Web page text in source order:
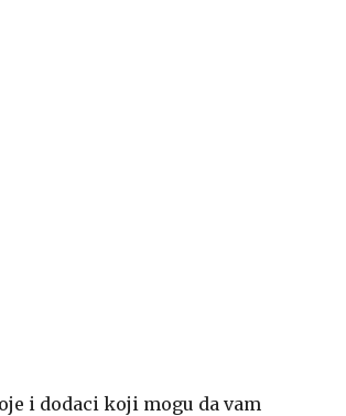
i dodaci koji mogu da vam